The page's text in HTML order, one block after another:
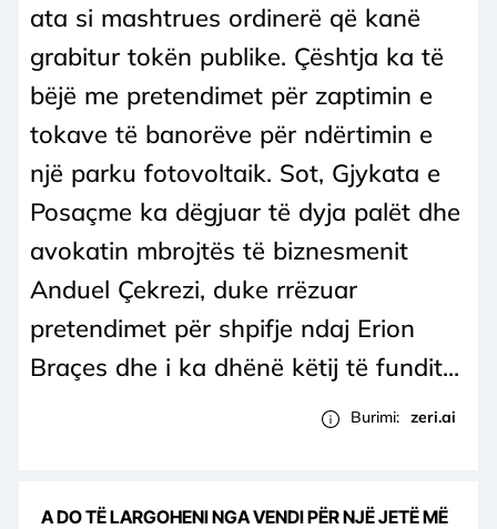
ata si mashtrues ordinerë që kanë
grabitur tokën publike. Çështja ka të
bëjë me pretendimet për zaptimin e
tokave të banorëve për ndërtimin e
një parku fotovoltaik. Sot, Gjykata e
Posaçme ka dëgjuar të dyja palët dhe
avokatin mbrojtës të biznesmenit
Anduel Çekrezi, duke rrëzuar
pretendimet për shpifje ndaj Erion
Braçes dhe i ka dhënë këtij të fundit...
Burimi: zeri.ai
A DO TË LARGOHENI NGA VENDI PËR NJË JETË MË